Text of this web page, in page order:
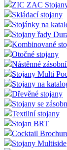
ZIC ZAC
Skládací stojany
Stojánky na
Stojany řady
Kombinované
Otočné stojany
Nástěnné
Stojany Multi
Stojany na
Dřevěné stojany
Stojany se
Textilní stojany
Stojan BRT
Cocktail
Stojany Multiside